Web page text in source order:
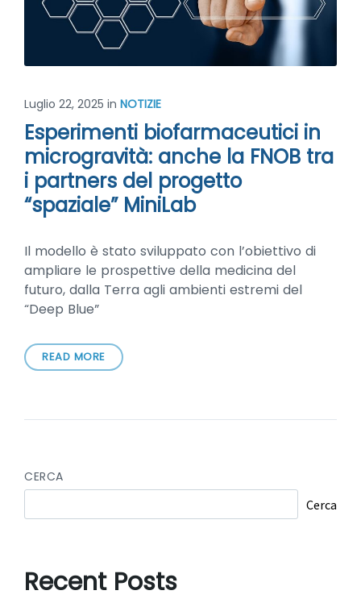
Luglio 22, 2025 in NOTIZIE
Esperimenti biofarmaceutici in
microgravità: anche la FNOB tra
i partners del progetto
“spaziale” MiniLab
Il modello è stato sviluppato con l’obiettivo di
ampliare le prospettive della medicina del
futuro, dalla Terra agli ambienti estremi del
“Deep Blue”
READ MORE
CERCA
Cerca
Recent Posts